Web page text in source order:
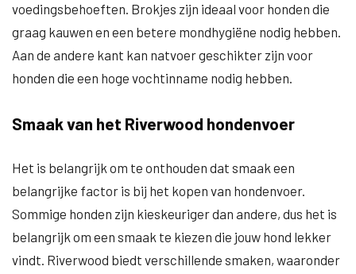
voedingsbehoeften. Brokjes zijn ideaal voor honden die
graag kauwen en een betere mondhygiëne nodig hebben.
Aan de andere kant kan natvoer geschikter zijn voor
honden die een hoge vochtinname nodig hebben.
Smaak van het Riverwood hondenvoer
Het is belangrijk om te onthouden dat smaak een
belangrijke factor is bij het kopen van hondenvoer.
Sommige honden zijn kieskeuriger dan andere, dus het is
belangrijk om een smaak te kiezen die jouw hond lekker
vindt. Riverwood biedt verschillende smaken, waaronder